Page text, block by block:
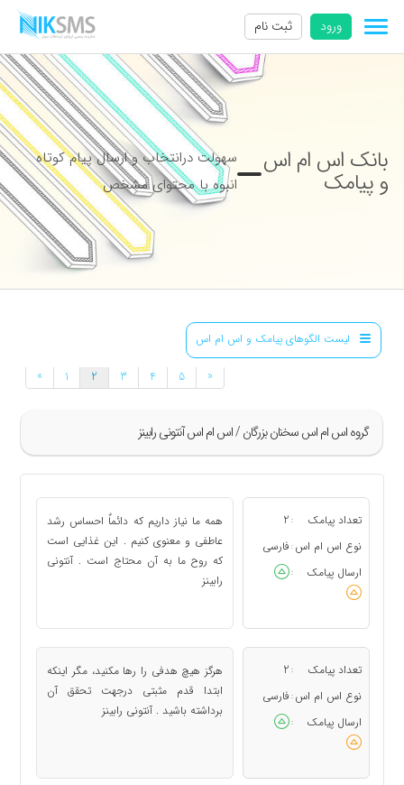
ورود ثبت نام
بانک اس ام اس
و پیامک
سهولت درانتخاب و ارسال پیام کوتاه
انبوه با محتوای مشخص
لیست الگوهای پیامک و اس ام اس
گروه اس ام اس سخنان بزرگان / اس ام اس آنتونی رابینز
» 1 2 3 4 5 «
تعداد پیامک :
2
نوع اس ام اس : فارسی
ارسال پیامک
:
همه ما نیاز داریم که دائماٌ احساس رشد
عاطفی و معنوی کنیم . این غذایی است
که روح ما به آن محتاج است . آنتونی
رابینز
تعداد پیامک :
2
نوع اس ام اس : فارسی
ارسال پیامک
:
هرگز هیچ هدفی را رها مکنید، مگر اینکه
ابتدا قدم مثبتی درجهت تحقق آن
برداشته باشید . آنتونی رابینز